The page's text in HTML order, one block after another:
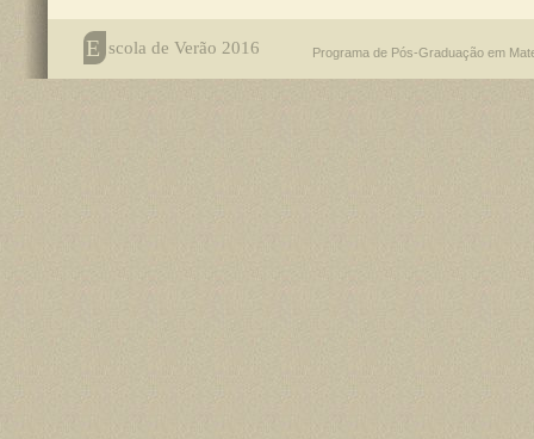
Programa de Pós-Graduação em
scola de Verão 2016
E